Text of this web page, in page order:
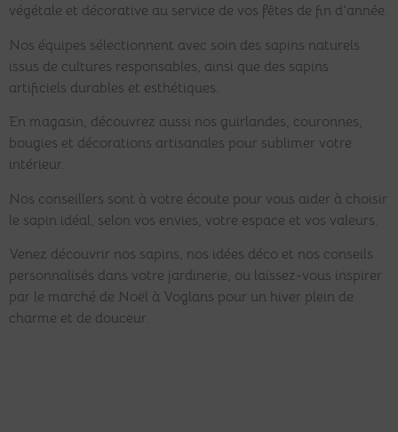
végétale et décorative au service de vos fêtes de fin d’année.
Nos équipes sélectionnent avec soin des sapins naturels
issus de cultures responsables, ainsi que des sapins
artificiels durables et esthétiques.
En magasin, découvrez aussi nos guirlandes, couronnes,
bougies et décorations artisanales pour sublimer votre
intérieur.
Nos conseillers sont à votre écoute pour vous aider à choisir
le sapin idéal, selon vos envies, votre espace et vos valeurs.
Venez découvrir nos sapins, nos idées déco et nos conseils
personnalisés dans votre jardinerie, ou laissez-vous inspirer
par le marché de Noël à Voglans pour un hiver plein de
charme et de douceur.